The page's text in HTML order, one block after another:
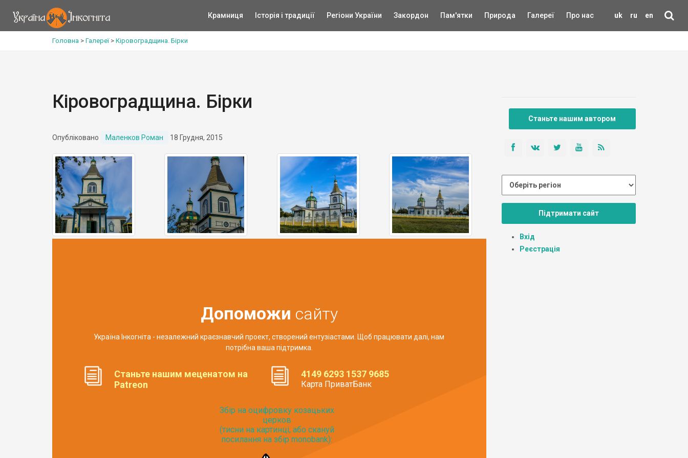
uk ru en
Крамниця Історія і традиції Регіони України Закордон Пам'ятки Природа Галереї Про нас
Головна > Галереї> Кіровоградщина. Бірки
Кіровоградщина. Бірки
Опубліковано Маленков Роман 18 Грудня, 2015
Допоможи сайту
Україна Інкогніта - незалежний краєзнавчий проект, створений ентузіастами. Щоб працювати далі, нам
потрібна ваша підтримка.
Станьте нашим меценатом на
Patreon
4149 6293 1537 9685
Карта ПриватБанк
Збір на оцифровку козацьких
церков
(тисни на картинці, або скануй
посилання на збір monobank):
Станьте нашим автором
Підтримати сайт
Вхід
Реєстрація